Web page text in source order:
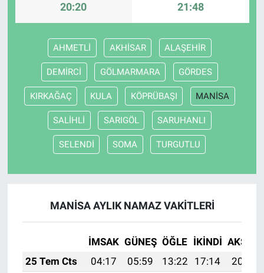
20:20 21:48
AHMETLİ AKHİSAR ALAŞEHİR
DEMİRCİ GÖLMARMARA GÖRDES
KIRKAĞAÇ KULA KÖPRÜBAŞI MANİSA
SALİHLİ SARIGÖL SARUHANLI
SELENDİ SOMA TURGUTLU
MANİSA AYLIK NAMAZ VAKITLERI
İMSAK GÜNEŞ ÖĞLE İKINDI AKŞAM
25 Tem Cts
04:17 05:59 13:22 17:14
20:35
Nöbetçi Eczaneler